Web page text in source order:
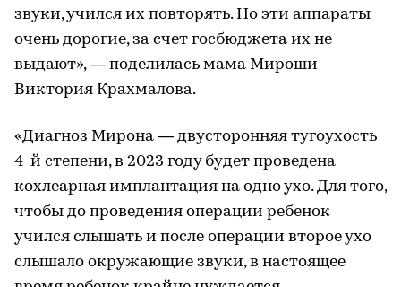
звуки, учился их повторять. Но эти аппараты
очень дорогие, за счет госбюджета их не
выдают», — поделилась мама Мироши
Виктория Крахмалова.
«Диагноз Мирона — двусторонняя тугоухость
4-й степени, в 2023 году будет проведена
кохлеарная имплантация на одно ухо. Для того,
чтобы до проведения операции ребенок
учился слышать и после операции второе ухо
слышало окружающие звуки, в настоящее